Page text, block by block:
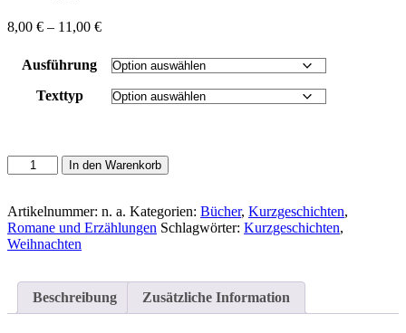
8,00 € – 11,00 €Preisspanne:
bis
11,00 €
Ausführung
Texttyp
Treitmeier,
Manuela/Gotzen-
Betina:
Mein
großes
heilige
In den Warenkorb
Artikelnummer: n. a. Kategorien: Bücher, Kurzgeschichten,
Romane und Erzählungen Schlagwörter: Kurzgeschichten,
Weihnachten
Beschreibung Zusätzliche Information